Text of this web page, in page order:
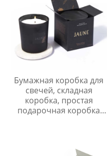
Бумажная коробка для
свечей, складная
коробка, простая
подарочная коробка